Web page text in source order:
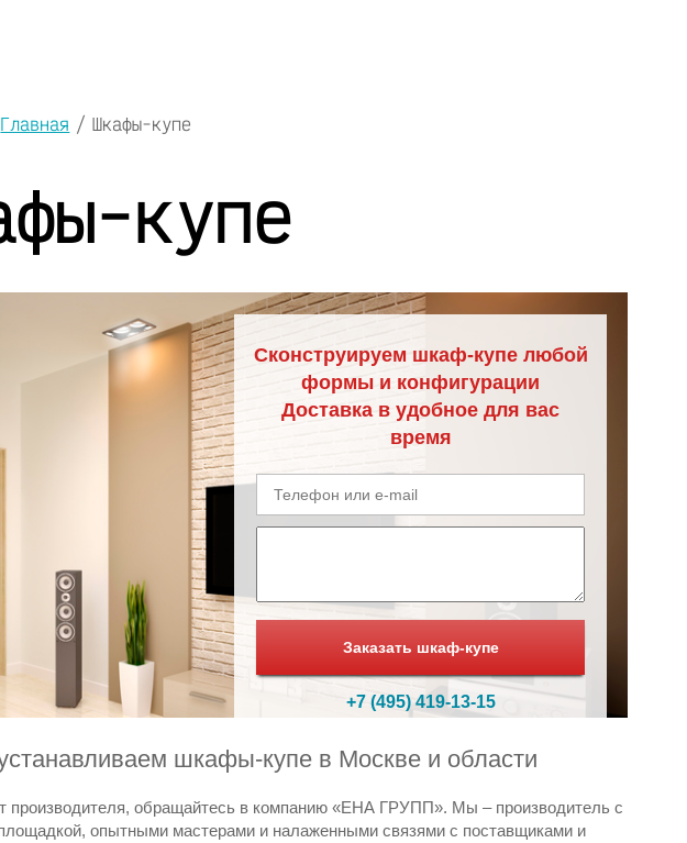
Главная / Шкафы-купе
купе
Сконструируем шкаф-купе любой
формы и конфигурации
Доставка в удобное для вас
время
Заказать шкаф-купе
+7 (495) 419-13-15
шкафы-купе в Москве и области
производителя, обращайтесь в компанию «ЕНА ГРУПП». Мы – производитель с
опытными мастерами и налаженными связями с поставщиками и